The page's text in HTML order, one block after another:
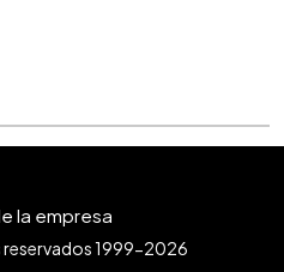
reservados 1999-2026